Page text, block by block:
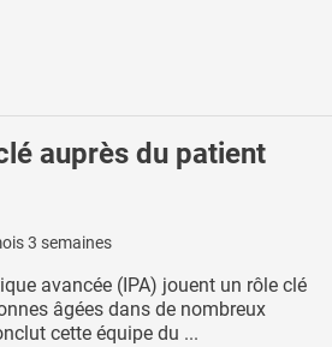
auprès du patient
3 semaines
avancée (IPA) jouent un rôle clé
âgées dans de nombreux
cette équipe du ...